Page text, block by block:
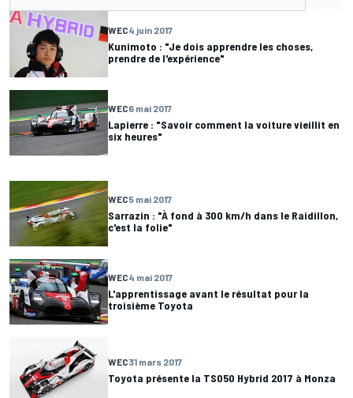
WEC4 juin 2017
Kunimoto : "Je dois apprendre les choses,
prendre de l'expérience"
WEC6 mai 2017
Lapierre : "Savoir comment la voiture vieillit en
six heures"
WEC5 mai 2017
Sarrazin : "À fond à 300 km/h dans le Raidillon,
c'est la folie"
WEC4 mai 2017
L'apprentissage avant le résultat pour la
troisième Toyota
WEC31 mars 2017
Toyota présente la TS050 Hybrid 2017 à Monza